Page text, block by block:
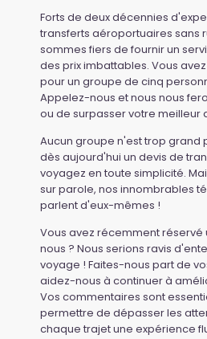
Forts de deux décennies
transferts aéroportuaires sans
sommes fiers de fournir un
des prix imbattables. Vous
pour un groupe de cinq
Appelez-nous et nous nous
ou de surpasser votre meilleur
Aucun groupe n'est trop grand
dès aujourd'hui un devis de
voyagez en toute simplicité.
sur parole, nos innombrables
parlent d'eux-mêmes !
Vous avez récemment réservé
nous ? Nous serions ravis
voyage ! Faites-nous part de
aidez-nous à continuer à
Vos commentaires sont
permettre de dépasser les
chaque trajet une expérience